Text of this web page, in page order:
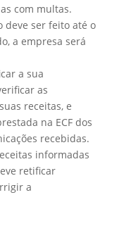
com multas.
deve ser feito até o
a empresa será
a sua
as
receitas, e
na ECF dos
recebidas.
informadas
retificar
a